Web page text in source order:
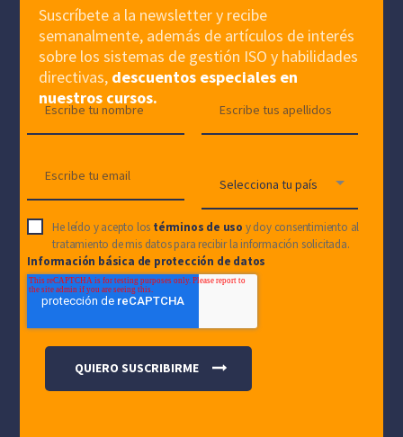
Suscríbete a la newsletter y recibe
semanalmente, además de artículos de interés
sobre los sistemas de gestión ISO y habilidades
directivas, descuentos especiales en
nuestros cursos.
He leído y acepto los términos de uso y doy consentimiento al
tratamiento de mis datos para recibir la información solicitada.
Información básica de protección de datos